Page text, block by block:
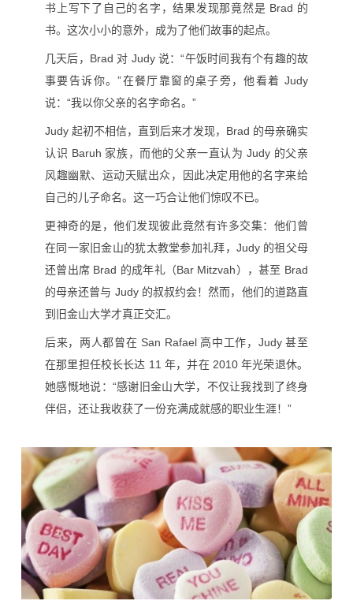
书上写下了自己的名字，结果发现那竟然是 Brad 的
书。这次小小的意外，成为了他们故事的起点。
几天后，Brad 对 Judy 说：“午饭时间我有个有趣的故
事要告诉你。”在餐厅靠窗的桌子旁，他看着 Judy
说：“我以你父亲的名字命名。”
Judy 起初不相信，直到后来才发现，Brad 的母亲确实
认识 Baruh 家族，而他的父亲一直认为 Judy 的父亲
风趣幽默、运动天赋出众，因此决定用他的名字来给
自己的儿子命名。这一巧合让他们惊叹不已。
更神奇的是，他们发现彼此竟然有许多交集：他们曾
在同一家旧金山的犹太教堂参加礼拜，Judy 的祖父母
还曾出席 Brad 的成年礼（Bar Mitzvah），甚至 Brad
的母亲还曾与 Judy 的叔叔约会！然而，他们的道路直
到旧金山大学才真正交汇。
后来，两人都曾在 San Rafael 高中工作，Judy 甚至
在那里担任校长长达 11 年，并在 2010 年光荣退休。
她感慨地说：“感谢旧金山大学，不仅让我找到了终身
伴侣，还让我收获了一份充满成就感的职业生涯！”